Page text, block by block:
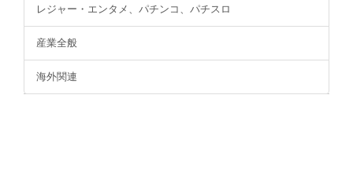
レジャー・エンタメ、パチンコ、パチスロ
産業全般
海外関連